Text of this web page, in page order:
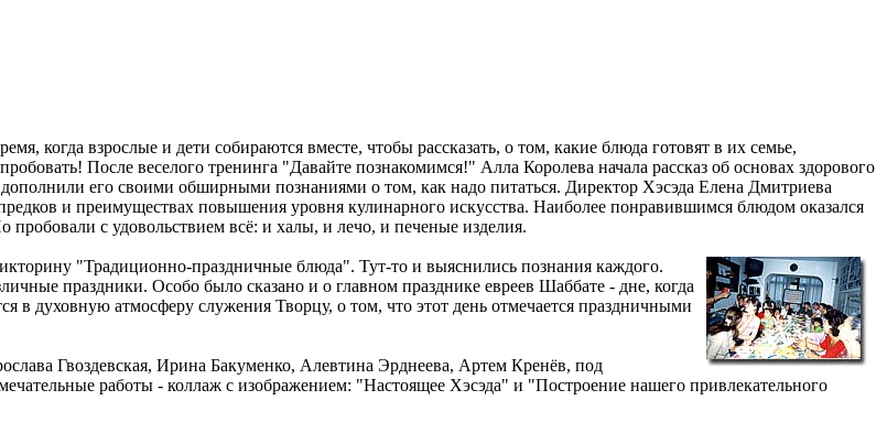
когда взрослые и дети собираются вместе, чтобы рассказать, о том, какие блюда готовят в их семье,
После веселого тренинга "Давайте познакомимся!" Алла Королева начала рассказ об основах здорового
его своими обширными познаниями о том, как надо питаться. Директор Хэсэда Елена Дмитриева
и преимуществах повышения уровня кулинарного искусства. Наиболее понравившимся блюдом оказался
с удовольствием всё: и халы, и лечо, и печеные изделия.
"Традиционно-праздничные блюда". Тут-то и выяснились познания каждого.
праздники. Особо было сказано и о главном празднике евреев Шаббате - дне, когда
в духовную атмосферу служения Творцу, о том, что этот день отмечается праздничными
Гвоздевская, Ирина Бакуменко, Алевтина Эрднеева, Артем Кренёв, под
работы - коллаж с изображением: "Настоящее Хэсэда" и "Построение нашего привлекательного